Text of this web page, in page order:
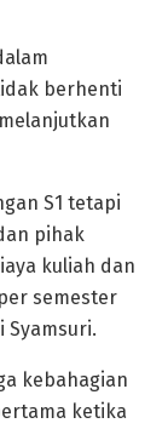
berhenti
S1 tetapi
pihak
kuliah dan
semester
Syamsuri.
kebahagian
ketika